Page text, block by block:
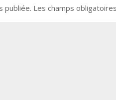
publiée. Les champs